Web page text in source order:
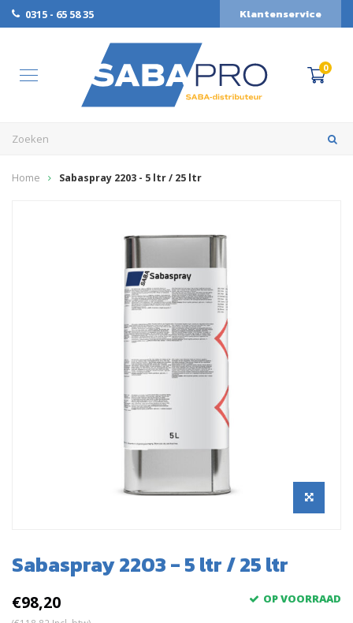
0315 - 65 58 35 Klantenservice
0
Home Sabaspray 2203 - 5 ltr / 25 ltr
Sabaspray 2203 - 5 ltr / 25 ltr
€98,20 OP VOORRAAD